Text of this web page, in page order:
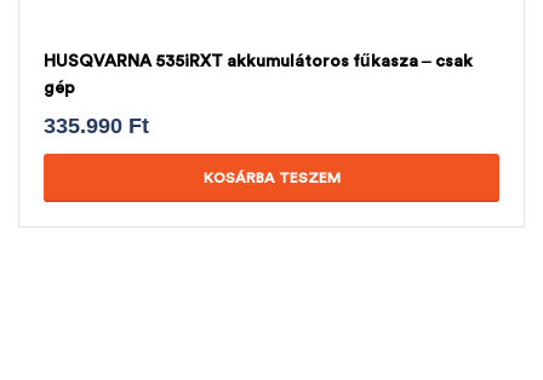
HUSQVARNA 535iRXT akkumulátoros fűkasza – csak
gép
335.990 Ft
KOSÁRBA TESZEM